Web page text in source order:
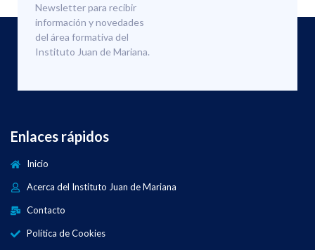
Newsletter para recibir
información y novedades
del área formativa del
Instituto Juan de Mariana.
Enlaces rápidos
Inicio
Acerca del Instituto Juan de Mariana
Contacto
Política de Cookies